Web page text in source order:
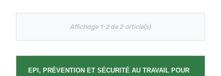
Affichage 1-2 de 2 article(s)
EPI, PRÉVENTION ET SÉCURITÉ AU TRAVAIL POUR